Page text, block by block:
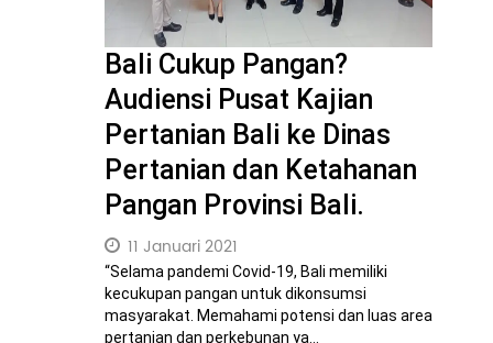
Bali Cukup Pangan?
Audiensi Pusat Kajian
Pertanian Bali ke Dinas
Pertanian dan Ketahanan
Pangan Provinsi Bali.
11 Januari 2021
“Selama pandemi Covid-19, Bali memiliki
kecukupan pangan untuk dikonsumsi
masyarakat. Memahami potensi dan luas area
pertanian dan perkebunan ya...